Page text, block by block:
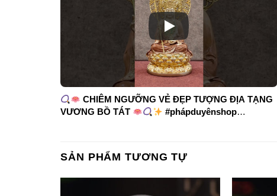
CHIÊM NGƯỠNG VẺ ĐẸP TƯỢNG ĐỊA TẠNG
VƯƠNG BỒ TÁT
#phápduyênshop
SẢN PHẨM TƯƠNG TỰ